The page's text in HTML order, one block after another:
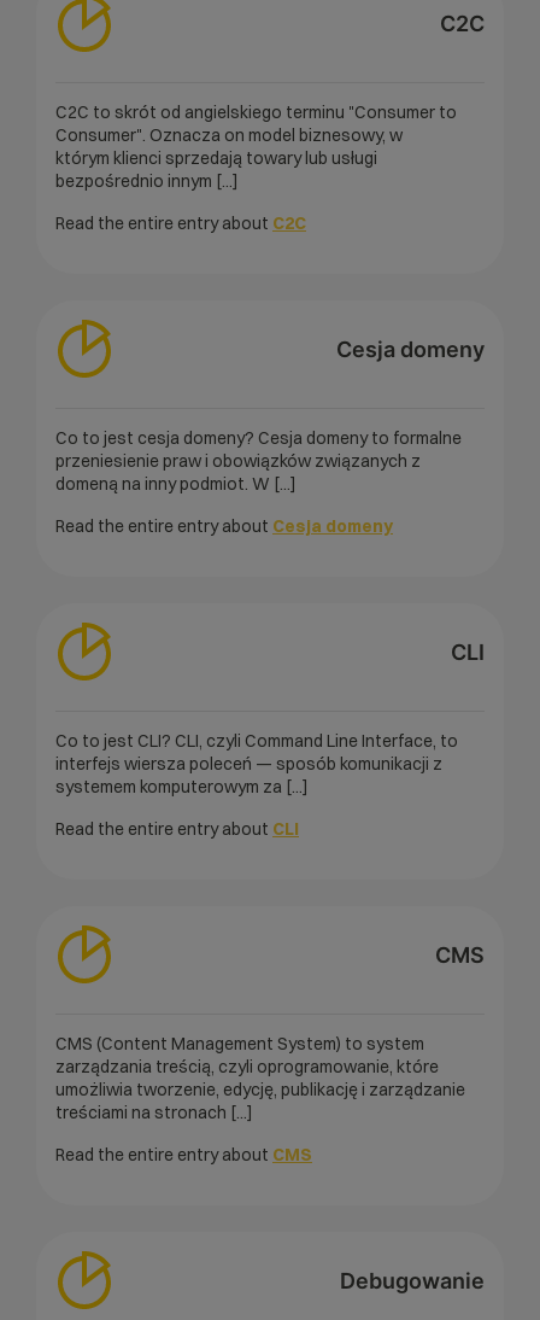
C2C
C2C to skrót od angielskiego terminu "Consumer to
Consumer". Oznacza on model biznesowy, w
którym klienci sprzedają towary lub usługi
bezpośrednio innym [...]
Read the entire entry about C2C
Cesja domeny
Co to jest cesja domeny? Cesja domeny to formalne
przeniesienie praw i obowiązków związanych z
domeną na inny podmiot. W [...]
Read the entire entry about Cesja domeny
CLI
Co to jest CLI? CLI, czyli Command Line Interface, to
interfejs wiersza poleceń — sposób komunikacji z
systemem komputerowym za [...]
Read the entire entry about CLI
CMS
CMS (Content Management System) to system
zarządzania treścią, czyli oprogramowanie, które
umożliwia tworzenie, edycję, publikację i zarządzanie
treściami na stronach [...]
Read the entire entry about CMS
Debugowanie